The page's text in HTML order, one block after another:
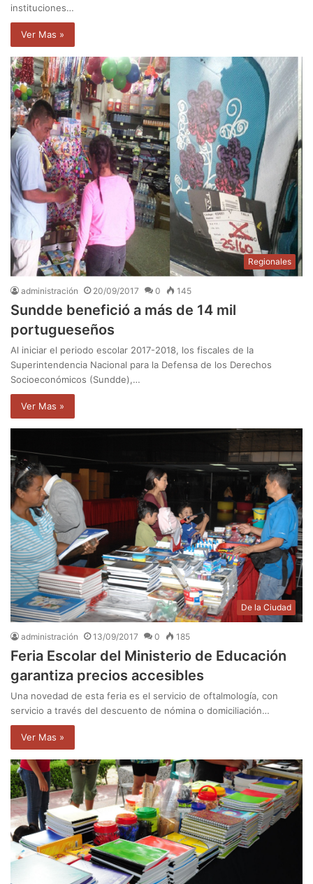
instituciones…
Ver Mas »
Regionales
administración 20/09/2017 0 145
Sundde benefició a más de 14 mil
portugueseños
Al iniciar el periodo escolar 2017-2018, los fiscales de la
Superintendencia Nacional para la Defensa de los Derechos
Socioeconómicos (Sundde),…
Ver Mas »
De la Ciudad
administración 13/09/2017 0 185
Feria Escolar del Ministerio de Educación
garantiza precios accesibles
Una novedad de esta feria es el servicio de oftalmología, con
servicio a través del descuento de nómina o domiciliación…
Ver Mas »